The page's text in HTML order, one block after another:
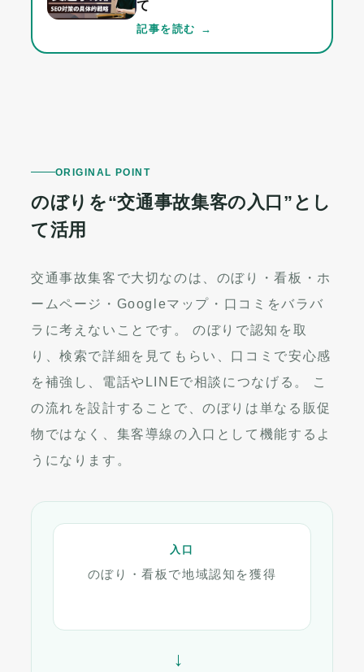
て
記事を読む
ORIGINAL POINT
のぼりを“交通事故集客の入口”とし
て活用
交通事故集客で大切なのは、のぼり・看板・ホ
ームページ・Googleマップ・口コミをバラバ
ラに考えないことです。 のぼりで認知を取
り、検索で詳細を見てもらい、口コミで安心感
を補強し、電話やLINEで相談につなげる。 こ
の流れを設計することで、のぼりは単なる販促
物ではなく、集客導線の入口として機能するよ
うになります。
入口
のぼり・看板で地域認知を獲得
→